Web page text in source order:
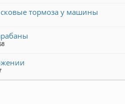
тормоза у машины